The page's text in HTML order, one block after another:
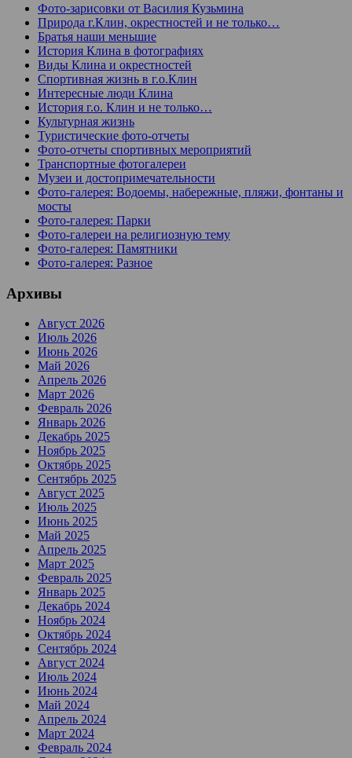
Фото-зарисовки от Василия Кузьмина
Природа г.Клин, окрестностей и не только…
Братья наши меньшие
История Клина в фотографиях
Виды Клина и окрестностей
Спортивная жизнь в г.о.Клин
Интересные люди Клина
История г.о. Клин и не только…
Культурная жизнь
Туристические фото-отчеты
Фото-отчеты спортивных мероприятий
Транспортные фотогалереи
Музеи и достопримечательности
Фото-галерея: Водоемы, набережные, пляжи, фонтаны и
мосты
Фото-галерея: Парки
Фото-галереи на религиозную тему
Фото-галерея: Памятники
Фото-галерея: Разное
Архивы
Август 2026
Июль 2026
Июнь 2026
Май 2026
Апрель 2026
Март 2026
Февраль 2026
Январь 2026
Декабрь 2025
Ноябрь 2025
Октябрь 2025
Сентябрь 2025
Август 2025
Июль 2025
Июнь 2025
Май 2025
Апрель 2025
Март 2025
Февраль 2025
Январь 2025
Декабрь 2024
Ноябрь 2024
Октябрь 2024
Сентябрь 2024
Август 2024
Июль 2024
Июнь 2024
Май 2024
Апрель 2024
Март 2024
Февраль 2024